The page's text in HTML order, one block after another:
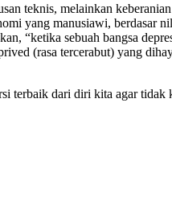
teknis, melainkan
yang manusiawi, berdasar
“ketika sebuah bangsa
(rasa tercerabut) yang
terbaik dari diri kita agar tidak